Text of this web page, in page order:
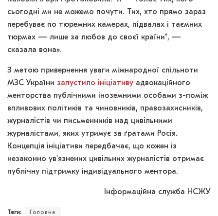
сьогодні ми не можемо почути. Тих, хто прямо зараз
перебуває по тюремних камерах, підвалах і таємних
тюрмах — лише за любов до своєї країни”, —
сказала вона».
З метою привернення уваги міжнародної спільноти
МЗС України запустило ініціативу адвокаційного
менторства публічними іноземними особами з-поміж
впливових політиків та чиновників, правозахисників,
журналістів чи письменників над цивільними
журналістами, яких утримує за ґратами Росія.
Концепція ініціативи передбачає, що кожен із
незаконно ув’язнених цивільних журналістів отримає
публічну підтримку індивідуального ментора.
Інформаційна служба НСЖУ
Теги: Головне